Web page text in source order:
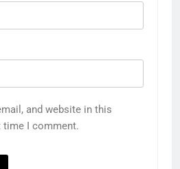
and website in this
time I comment.